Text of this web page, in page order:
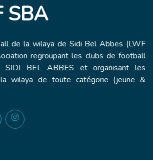
SBA
de la wilaya de Sidi Bel Abbes (LWF
regroupant les clubs de football
BEL ABBES et organisant les
wilaya de toute catégorie (jeune &